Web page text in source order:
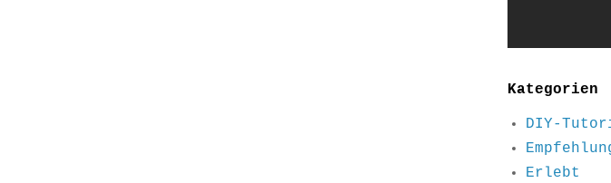
Kategorien
DIY-
Erlebt